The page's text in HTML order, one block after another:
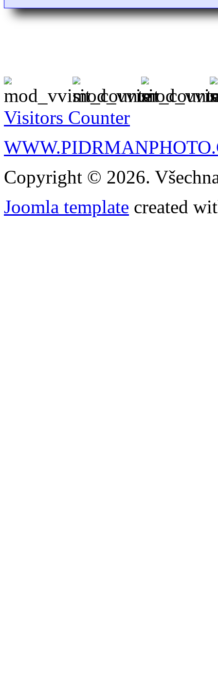
Visitors Counter
Copyright © 2026.
Joomla template created